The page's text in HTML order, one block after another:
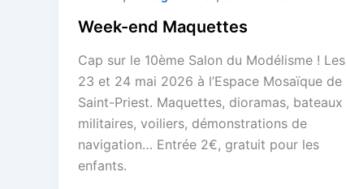
Week-end Maquettes
Cap sur le 10ème Salon du Modélisme ! Les
23 et 24 mai 2026 à l’Espace Mosaïque de
Saint-Priest. Maquettes, dioramas, bateaux
militaires, voiliers, démonstrations de
navigation… Entrée 2€, gratuit pour les
enfants.